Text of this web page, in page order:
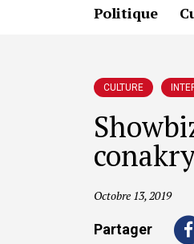
Politique
CULTURE
Octobre 13, 2019
Partager